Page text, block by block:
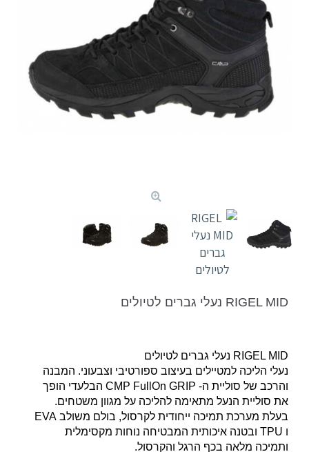
RIGEL MID נעלי גברים לטיולים
RIGEL MID נעלי גברים לטיולים
נעלי הליכה למטיילים בעיצוב ספורטיבי וצבעוני. המבנה
והרכב של סוליית ה- CMP FullOn GRIP הבלעדי הופך
את סוליית הנעל מתאימה להליכה על מגוון משטחים.
בעלת מערכת תמיכה ייחודית לקרסול, בולם משולב EVA
ו TPU ובטנה איכותית המבטיחה נוחות מקסימלית
ותמיכה מלאה בכף הרגל והקרסול.